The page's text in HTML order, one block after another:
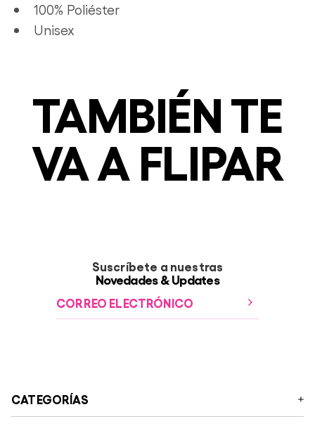
100% Poliéster
Unisex
TAMBIÉN TE
VA A FLIPAR
Suscríbete a nuestras
Novedades & Updates
CATEGORÍAS